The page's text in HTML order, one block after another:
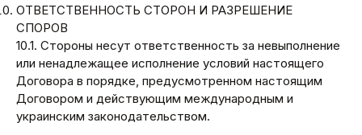
ОТВЕТСТВЕННОСТЬ СТОРОН И РАЗРЕШЕНИЕ
СПОРОВ
10.1. Стороны несут ответственность за невыполнение
или ненадлежащее исполнение условий настоящего
Договора в порядке, предусмотренном настоящим
Договором и действующим международным и
украинским законодательством.